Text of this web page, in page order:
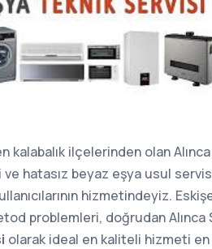
kalabalık ilçelerinden olan
ve hatasız beyaz eşya usul
hizmetindeyiz.
problemleri, doğrudan
olarak ideal en kaliteli hizmeti en